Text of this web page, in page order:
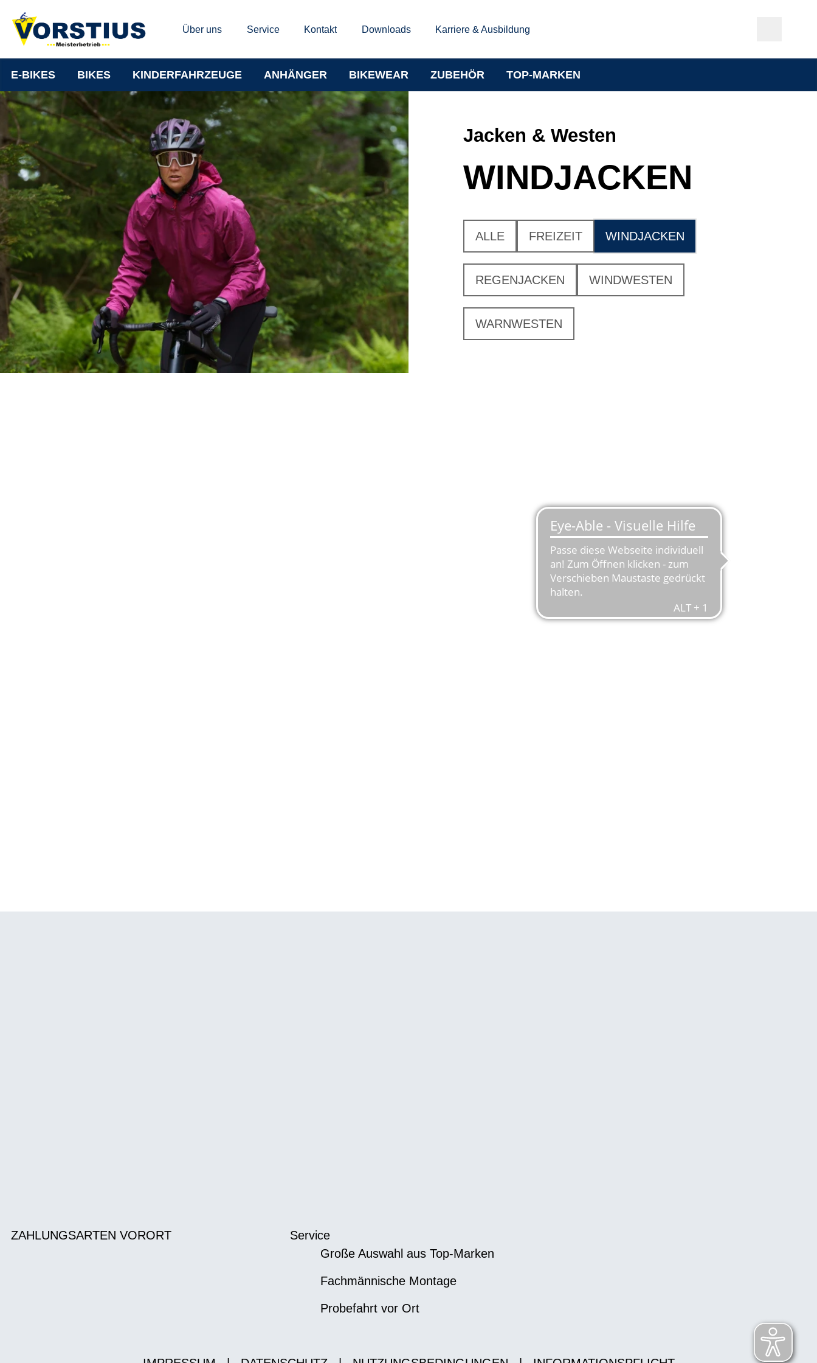
Über uns Service Kontakt Downloads Karriere & Ausbildung
E-BIKES BIKES KINDERFAHRZEUGE ANHÄNGER BIKEWEAR ZUBEHÖR TOP-MARKEN
Jacken & Westen
WINDJACKEN
ALLE FREIZEIT WINDJACKEN
REGENJACKEN WINDWESTEN
WARNWESTEN
ZAHLUNGSARTEN VORORT
Service
Große Auswahl aus Top-Marken
Fachmännische Montage
Probefahrt vor Ort